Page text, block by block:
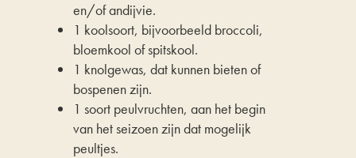
en/of andijvie.
1 koolsoort, bijvoorbeeld broccoli,
bloemkool of spitskool.
1 knolgewas, dat kunnen bieten of
bospenen zijn.
1 soort peulvruchten, aan het begin
van het seizoen zijn dat mogelijk
peultjes.